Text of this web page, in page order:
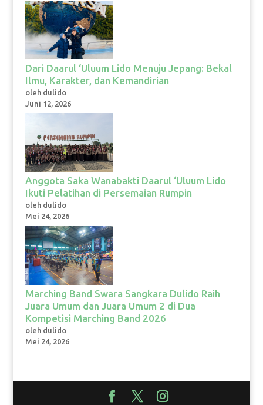
Dari Daarul ‘Uluum Lido Menuju Jepang: Bekal
Ilmu, Karakter, dan Kemandirian
oleh dulido
Juni 12, 2026
Anggota Saka Wanabakti Daarul ‘Uluum Lido
Ikuti Pelatihan di Persemaian Rumpin
oleh dulido
Mei 24, 2026
Marching Band Swara Sangkara Dulido Raih
Juara Umum dan Juara Umum 2 di Dua
Kompetisi Marching Band 2026
oleh dulido
Mei 24, 2026